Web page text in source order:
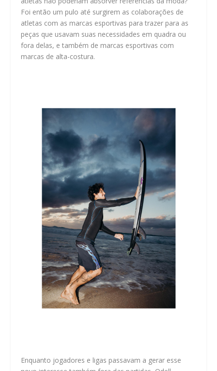
Foi então um pulo até surgirem as colaborações de
atletas com as marcas esportivas para trazer para as
peças que usavam suas necessidades em quadra ou
fora delas, e também de marcas esportivas com
marcas de alta-costura.
Enquanto jogadores e ligas passavam a gerar esse